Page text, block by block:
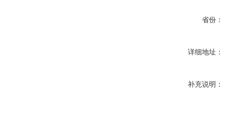
省份：
详细地址：
补充说明：